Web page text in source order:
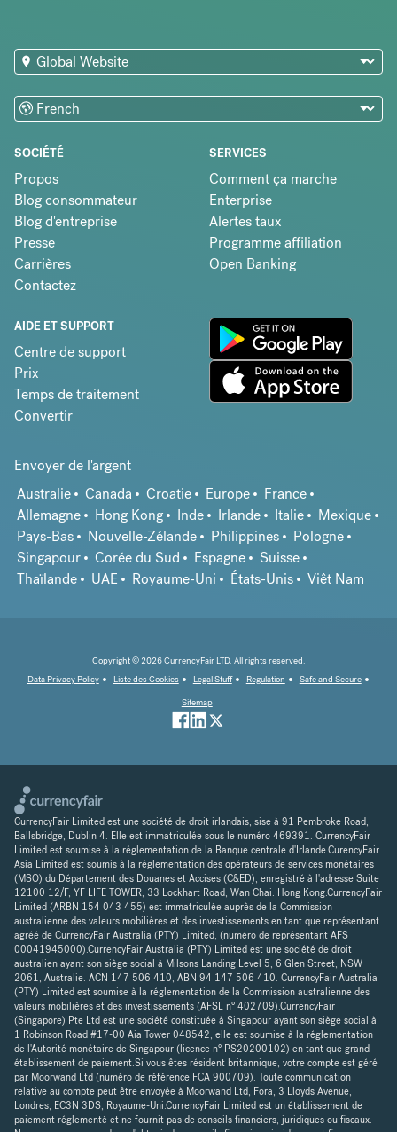
SOCIÉTÉ
Propos
Blog consommateur
Blog d'entreprise
Presse
Carrières
Contactez
SERVICES
Comment ça marche
Enterprise
Alertes taux
Programme affiliation
Open Banking
AIDE ET SUPPORT
Centre de support
Prix
Temps de traitement
Convertir
Envoyer de l'argent
Australie
Canada Croatie Europe
France
Allemagne
Hong Kong Inde Irlande Italie
Mexique
Pays-Bas
Nouvelle-Zélande Philippines
Pologne
Singapour
Corée du Sud Espagne
Suisse
Thaïlande
UAE Royaume-Uni États-Unis Viêt Nam
Copyright © 2026 CurrencyFair LTD. All rights reserved.
Data Privacy Policy
Liste des Cookies Legal Stuff Regulation
Safe and Secure
Sitemap
CurrencyFair Limited est une société de droit irlandais, sise à 91 Pembroke Road,
Ballsbridge, Dublin 4. Elle est immatriculée sous le numéro 469391. CurrencyFair
Limited est soumise à la réglementation de la Banque centrale d'Irlande.CurencyFair
Asia Limited est soumis à la réglementation des opérateurs de services monétaires
(MSO) du Département des Douanes et Accises (C&ED), enregistré à l'adresse Suite
12100 12/F, YF LIFE TOWER, 33 Lockhart Road, Wan Chai. Hong Kong.CurrencyFair
Limited (ARBN 154 043 455) est immatriculée auprès de la Commission
australienne des valeurs mobilières et des investissements en tant que représentant
agréé de CurrencyFair Australia (PTY) Limited, (numéro de représentant AFS
00041945000).CurrencyFair Australia (PTY) Limited est une société de droit
australien ayant son siège social à Milsons Landing Level 5, 6 Glen Street, NSW
2061, Australie. ACN 147 506 410, ABN 94 147 506 410. CurrencyFair Australia
(PTY) Limited est soumise à la réglementation de la Commission australienne des
valeurs mobilières et des investissements (AFSL n° 402709).CurrencyFair
(Singapore) Pte Ltd est une société constituée à Singapour ayant son siège social à
1 Robinson Road #17-00 Aia Tower 048542, elle est soumise à la réglementation
de l'Autorité monétaire de Singapour (licence n° PS20200102) en tant que grand
établissement de paiement.Si vous êtes résident britannique, votre compte est géré
par Moorwand Ltd (numéro de référence FCA 900709). Toute communication
relative au compte peut être envoyée à Moorwand Ltd, Fora, 3 Lloyds Avenue,
Londres, EC3N 3DS, Royaume-Uni.CurrencyFair Limited est un établissement de
paiement réglementé et ne fournit pas de conseils financiers, juridiques ou fiscaux.